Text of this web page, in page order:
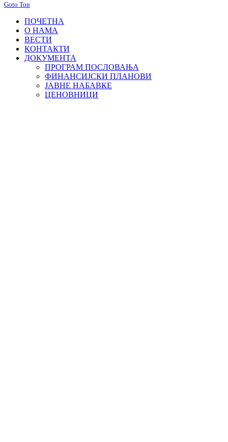
Goto Top
ПОЧЕТНА
О НАМА
ВЕСТИ
КОНТАКТИ
ДОКУМЕНТА
ПРОГРАМ ПОСЛОВАЊА
ФИНАНСИЈСКИ ПЛАНОВИ
ЈАВНЕ НАБАВКЕ
ЦЕНОВНИЦИ